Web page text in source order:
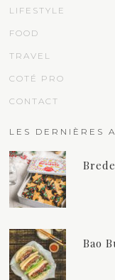
LIFESTYLE
FOOD
TRAVEL
COTÉ PRO
CONTACT
LES DERNIÈRES
Bao